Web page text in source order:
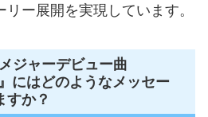
ー展開を実現しています。
ジャーデビュー曲
にはどのようなメッセー
すか？